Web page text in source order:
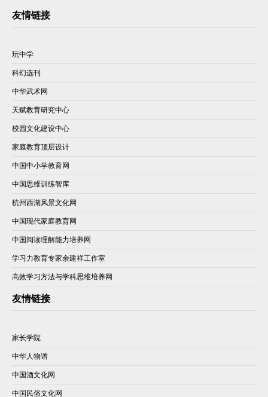
友情链接
玩中学
科幻选刊
中华武术网
天赋教育研究中心
校园文化建设中心
家庭教育顶层设计
中国中小学教育网
中国思维训练智库
杭州西湖风景文化网
中国现代家庭教育网
中国阅读理解能力培养网
学习力教育专家余建祥工作室
高效学习方法与学科思维培养网
友情链接
家长学院
中华人物谱
中国酒文化网
中国民俗文化网